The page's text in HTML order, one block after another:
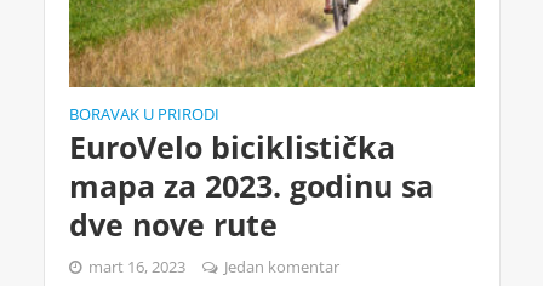
BORAVAK U PRIRODI
EuroVelo biciklistička
mapa za 2023. godinu sa
dve nove rute
mart 16, 2023 Jedan komentar